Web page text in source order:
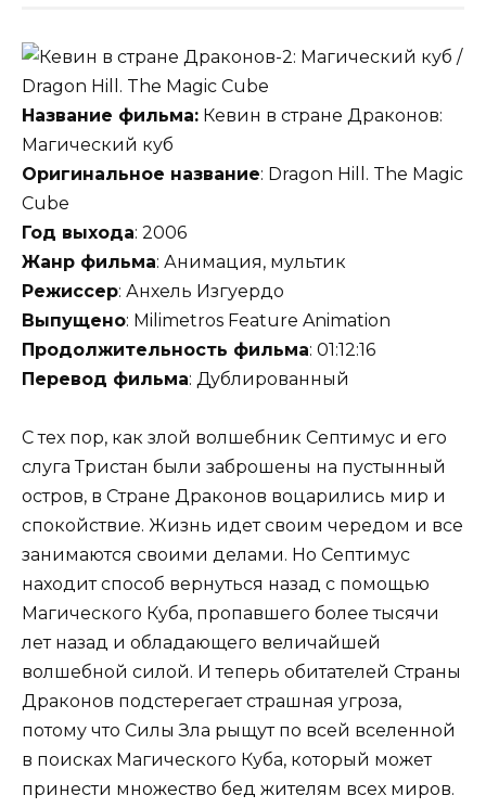
Название фильма: Кевин в стране Драконов:
Магический куб
Оригинальное название: Dragon Hill. The Magic
Cube
Год выхода: 2006
Жанр фильма: Анимация, мультик
Режиссер: Анхель Изгуердо
Выпущено: Milimetros Feature Animation
Продолжительность фильма: 01:12:16
Перевод фильма: Дублированный
С тех пор, как злой волшебник Септимус и его
слуга Тристан были заброшены на пустынный
остров, в Стране Драконов воцарились мир и
спокойствие. Жизнь идет своим чередом и все
занимаются своими делами. Но Септимус
находит способ вернуться назад с помощью
Магического Куба, пропавшего более тысячи
лет назад и обладающего величайшей
волшебной силой. И теперь обитателей Страны
Драконов подстерегает страшная угроза,
потому что Силы Зла рыщут по всей вселенной
в поисках Магического Куба, который может
принести множество бед жителям всех миров.